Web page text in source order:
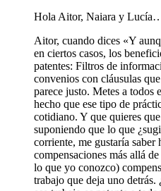
Hola Aitor, Naiara y
Aitor, cuando dices «Y
en ciertos casos, los
patentes: Filtros de
convenios con cláusulas
parece justo. Metes a todos
hecho que ese tipo de
cotidiano. Y que quieres
suponiendo que lo que
corriente, me gustaría saber
compensaciones más allá
lo que yo conozco)
trabajo que deja uno detrás.